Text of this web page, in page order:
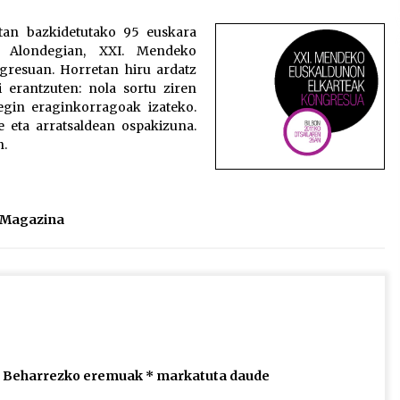
Larunbatean Plentziako Itsas
Martxa ospatuko da
2026/07/07
SOINUGELA: Paul McCartney eta
Ringo Starr-en lan berriak
bazkidetutako 95 euskara
XXI. Mendeko
Horretan hiru ardatz
erantzuten: nola sortu ziren
eraginkorragoak izateko.
arratsaldean ospakizuna.
Beharrezko eremuak * markatuta daude